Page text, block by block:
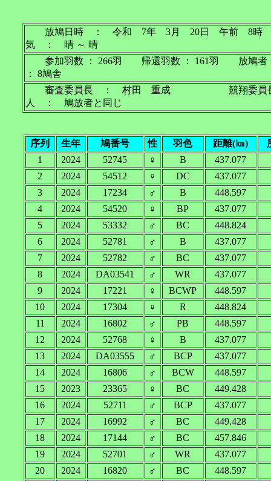
放鳩日時 ： 令和 7年 3月 20日 午
気 ： 晴 ～ 晴
参加羽数 ： 266羽 帰還羽数 ： 161羽 放鳩者
： 8鳩舎
審査委員長 ： 村田 重成 競翔委
人 ： 鳩放者と同じ
序列 生年 鳩番号 性 羽色 距離(㎞)
1
2024 52745 ♀ B
437.077
2
2024 54512 ♀ DC
437.077
3
2024 17234 ♂ B
448.597
4
2024 54520 ♀ BP
437.077
5
2024 53332 ♂ BC
448.824
6
2024 52781 ♂ B
437.077
7
2024 52782 ♂ BC
437.077
8
2024 DA03541 ♂ WR
437.077
9
2024 17221 ♀ BCWP
448.597
10
2024 17304 ♀ R
448.824
11
2024 16802 ♂ PB
448.597
12
2024 52768 ♀ B
437.077
13
2024 DA03555 ♂ BCP
437.077
14
2024 16806 ♂ BCW
448.597
15
2023 23365 ♀ BC
449.428
16
2024 52711 ♂ BCP
437.077
17
2024 16992 ♂ BC
449.428
18
2024 17144 ♂ BC
457.846
19
2024 52701 ♂ WR
437.077
20
2024 16820 ♂ BC 448.597